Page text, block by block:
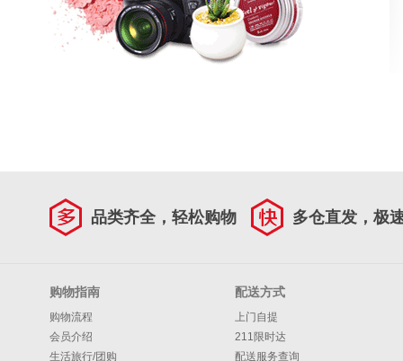
品类齐全，轻松购物 多仓直发，极
购物指南
购物流程
会员介绍
生活旅行/团购
配送方式
上门自提
211限时达
配送服务查询